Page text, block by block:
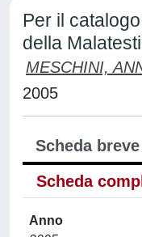
Per il
della
MESCHINI,
2005
Scheda breve
Scheda
Anno